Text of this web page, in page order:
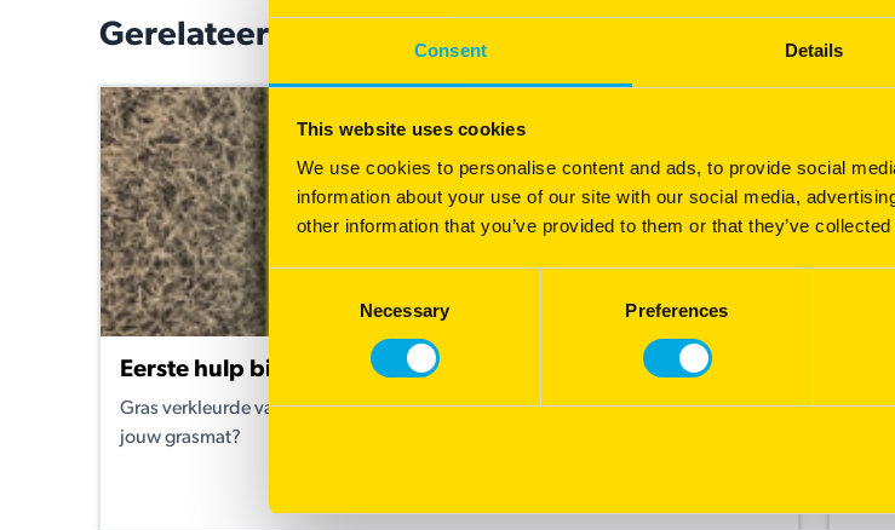
Consent Details
This website uses cookies
We use cookies to personalise content and ads, to provide social
information about your use of our site with our social media,
other information that you’ve provided to them or that they’ve
Necessary Preferences
Gerelateerde artikelen
Eerste hulp bij droogteschade!
Gras verkleurde van groen naar geel en van geel naar bruin. Zit er nog leven in
jouw grasmat?